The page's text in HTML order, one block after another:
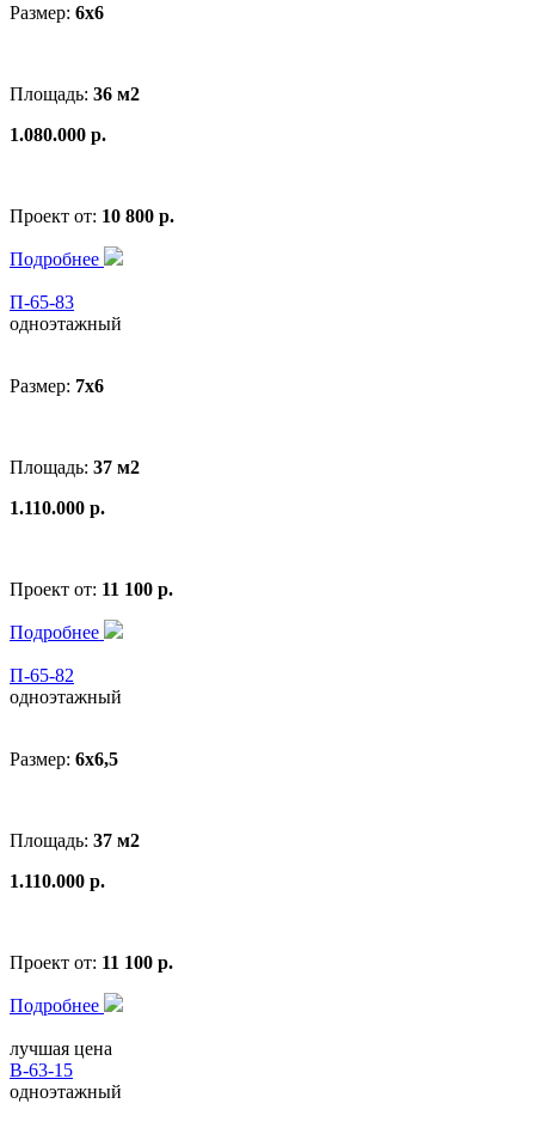
Размер: 6x6
Площадь: 36 м2
1.080.000 р.
Проект от: 10 800 р.
Подробнее
П-65-83
одноэтажный
Размер: 7x6
Площадь: 37 м2
1.110.000 р.
Проект от: 11 100 р.
Подробнее
П-65-82
одноэтажный
Размер: 6x6,5
Площадь: 37 м2
1.110.000 р.
Проект от: 11 100 р.
Подробнее
лучшая цена
В-63-15
одноэтажный